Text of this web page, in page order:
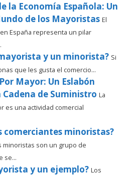
la Economía Española: Un
de los Mayoristas El
España representa un pilar
y un minorista? Si
que les gusta el comercio...
Mayor: Un Eslabón
Cadena de Suministro La
es una actividad comercial
comerciantes minoristas?
minoristas son un grupo de
se...
y un ejemplo? Los